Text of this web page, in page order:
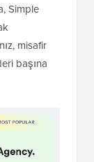
Simple
misafir
başına